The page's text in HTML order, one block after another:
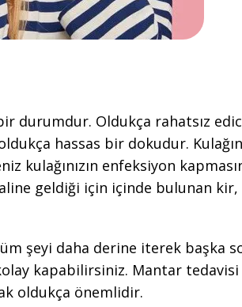
durumdur. Oldukça rahatsız
hassas bir dokudur.
kulağınızın enfeksiyon
geldiği için içinde bulunan
şeyi daha derine iterek başka
kapabilirsiniz. Mantar
oldukça önemlidir.